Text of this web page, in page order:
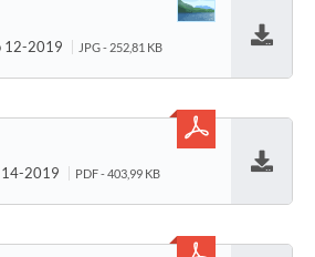
12-2019 JPG - 252,81 KB
14-2019 PDF - 403,99 KB